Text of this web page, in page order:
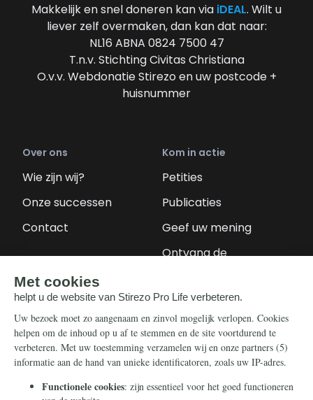
Makkelijk en snel doneren kan via iDEAL. Wilt u
liever zelf overmaken, dan kan dat naar:
NL16 ABNA 0824 7500 47
T.n.v. Stichting Civitas Christiana
O.v.v. Webdonatie Stirezo en uw postcode +
huisnummer
Over ons
Wie zijn wij?
Onze successen
Contact
Kom in actie
Petities
Publicaties
Geef uw mening
Ontvang de
Steun ons
Nieuwsbrief
Eenmalig
Maandelijks
Info
Contact
Ontvang onze
Telegram-berichten